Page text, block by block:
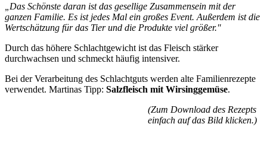
Das Schönste daran ist das gesellige Zusammensein mit der
ganzen Familie. Es ist jedes Mal ein großes Event. Außerdem ist die
Wertschätzung für das Tier und die Produkte viel größer."
Durch das höhere Schlachtgewicht ist das Fleisch stärker
durchwachsen und schmeckt häufig intensiver.
Bei der Verarbeitung des Schlachtguts werden alte Familienrezepte
verwendet. Martinas Tipp: Salzfleisch mit Wirsinggemüse.
(Zum Download des Rezepts
einfach auf das Bild klicken.)